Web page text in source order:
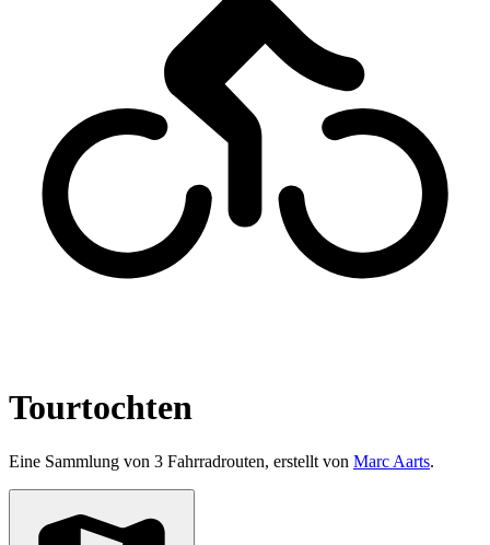
Tourtochten
Eine Sammlung von 3 Fahrradrouten, erstellt von Marc Aarts.